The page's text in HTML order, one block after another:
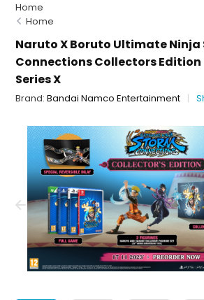
Home
Home
Naruto X Boruto Ultimate Ninja
Connections Collectors Edition
Series X
Brand:Bandai Namco Entertainment